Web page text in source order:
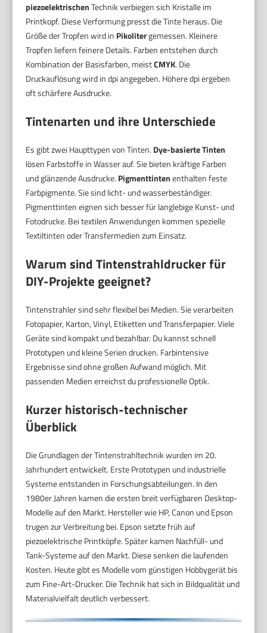
piezoelektrischenTechnik verbiegen sich Kristalle im
Printkopf. Diese Verformung presst die Tinte heraus. Die
Größe der Tropfen wird in Pikolitergemessen. Kleinere
Tropfen liefern feinere Details. Farben entstehen durch
Kombination der Basisfarben, meistCMYK. Die
Druckauflösung wird in dpi angegeben. Höhere dpi ergeben
oft schärfere Ausdrucke.
Tintenarten und ihre Unterschiede
Es gibt zwei Haupttypen von Tinten. Dye-basierte Tinten
lösen Farbstoffe in Wasser auf. Sie bieten kräftige Farben
und glänzende Ausdrucke. Pigmenttintenenthalten feste
Farbpigmente. Sie sind licht- und wasserbeständiger.
Pigmenttinten eignen sich besser für langlebige Kunst- und
Fotodrucke. Bei textilen Anwendungen kommen spezielle
Textiltinten oder Transfermedien zum Einsatz.
Warum sind Tintenstrahldrucker für
DIY-Projekte geeignet?
Tintenstrahler sind sehr flexibel bei Medien. Sie verarbeiten
Fotopapier, Karton, Vinyl, Etiketten und Transferpapier. Viele
Geräte sind kompakt und bezahlbar. Du kannst schnell
Prototypen und kleine Serien drucken. Farbintensive
Ergebnisse sind ohne großen Aufwand möglich. Mit
passenden Medien erreichst du professionelle Optik.
Kurzer historisch-technischer
Überblick
Die Grundlagen der Tintenstrahltechnik wurden im 20.
Jahrhundert entwickelt. Erste Prototypen und industrielle
Systeme entstanden in Forschungsabteilungen. In den
1980er Jahren kamen die ersten breit verfügbaren Desktop-
Modelle auf den Markt. Hersteller wie HP, Canon und Epson
trugen zur Verbreitung bei. Epson setzte früh auf
piezoelektrische Printköpfe. Später kamen Nachfüll- und
Tank-Systeme auf den Markt. Diese senken die laufenden
Kosten. Heute gibt es Modelle vom günstigen Hobbygerät bis
zum Fine-Art-Drucker. Die Technik hat sich in Bildqualität und
Materialvielfalt deutlich verbessert.